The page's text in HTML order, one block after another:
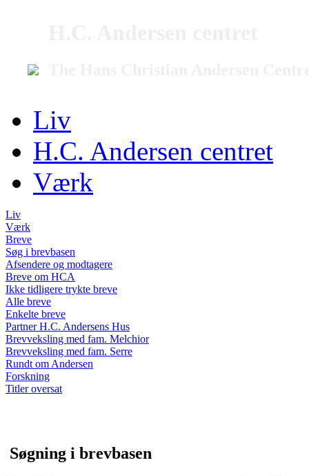
Liv
H.C. Andersen centret
Værk
Liv
Værk
Breve
Søg i brevbasen
Afsendere og modtagere
Breve om HCA
Ikke tidligere trykte breve
Alle breve
Enkelte breve
Partner H.C. Andersens Hus
Brevveksling med fam. Melchior
Brevveksling med fam. Serre
Rundt om Andersen
Forskning
Titler oversat
Søgning i brevbasen